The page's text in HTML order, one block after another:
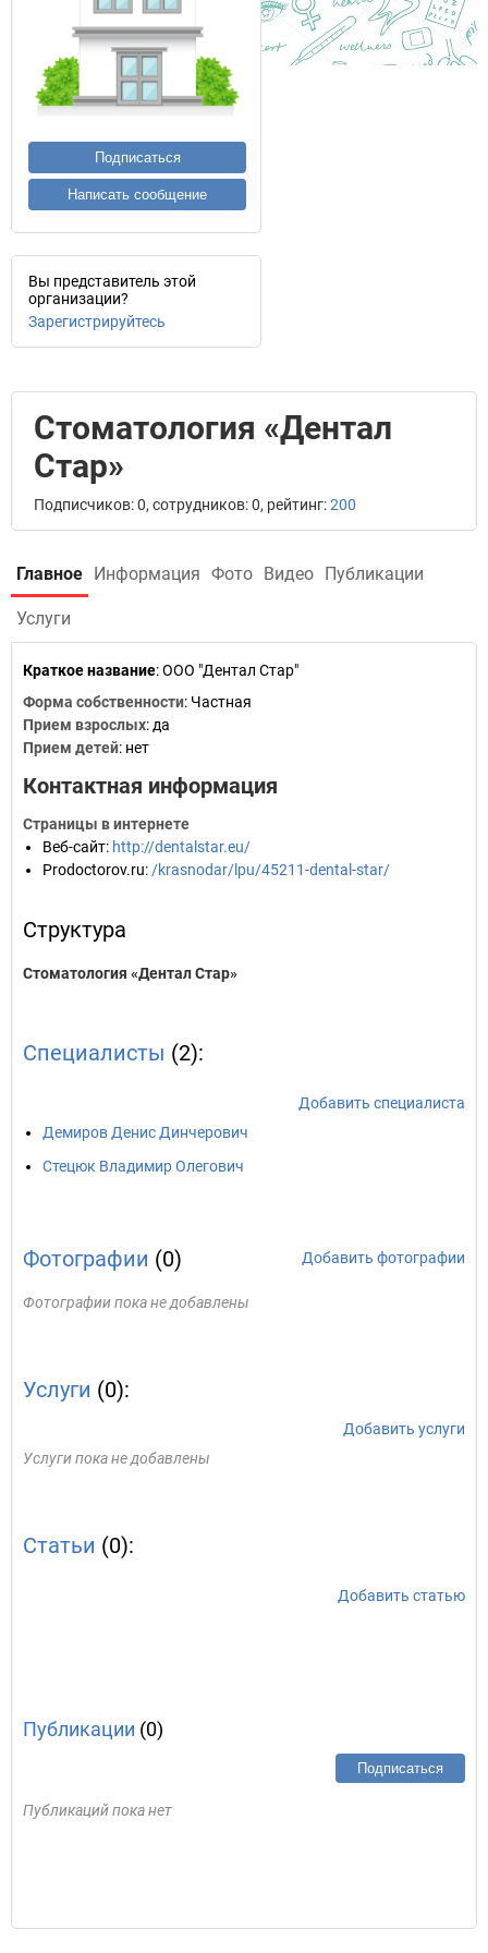
Подписаться
Написать сообщение
Вы представитель этой
организации?
Зарегистрируйтесь
Стоматология «Дентал
Стар»
Подписчиков: 0, сотрудников: 0, рейтинг:200
Главное Информация Фото Видео Публикации
Услуги
Краткое название:ООО "Дентал Стар"
Форма собственности: Частная
Прием взрослых: да
Прием детей: нет
Контактная информация
Страницы в интернете
Веб-сайт: http://dentalstar.eu/
Prodoctorov.ru: /krasnodar/lpu/45211-dental-star/
Структура
Стоматология «Дентал Стар»
Специалисты (2):
Добавить специалиста
Демиров Денис Динчерович
Стецюк Владимир Олегович
Фотографии (0) Добавить фотографии
Фотографии пока не добавлены
Услуги (0):
Добавить услуги
Услуги пока не добавлены
Статьи (0):
Добавить статью
Публикации (0)
Подписаться
Публикаций пока нет